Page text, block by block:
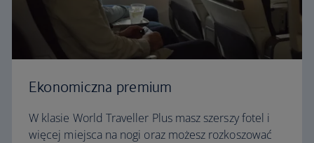
Ekonomiczna premium
W klasie World Traveller Plus masz szerszy fotel i
więcej miejsca na nogi oraz możesz rozkoszować